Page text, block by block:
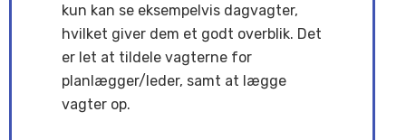
kun kan se eksempelvis dagvagter,
hvilket giver dem et godt overblik. Det
er let at tildele vagterne for
planlægger/leder, samt at lægge
vagter op.